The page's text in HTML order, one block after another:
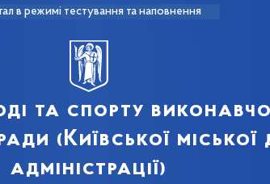
в режимі тестування та наповнення
та спорту
(Київської
адміністрації)